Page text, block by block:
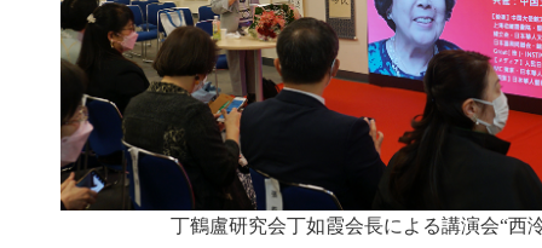
丁鶴盧研究会丁如霞会長による講演会“西